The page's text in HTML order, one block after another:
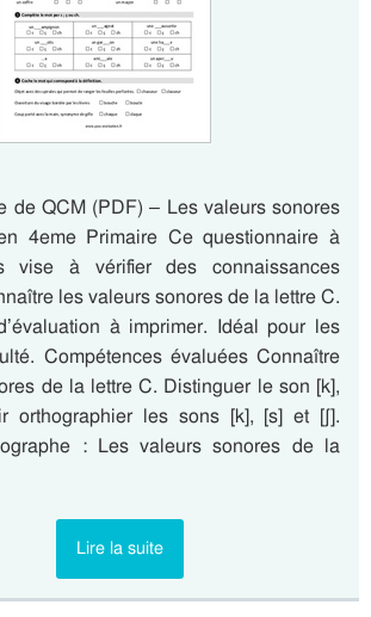
de QCM (PDF) – Les valeurs sonores
4eme Primaire Ce questionnaire à
vise à vérifier des connaissances
les valeurs sonores de la lettre C.
à imprimer. Idéal pour les
Compétences évaluées Connaître
de la lettre C. Distinguer le son [k],
orthographier les sons [k], [s] et [ʃ].
: Les valeurs sonores de la
Lire la suite